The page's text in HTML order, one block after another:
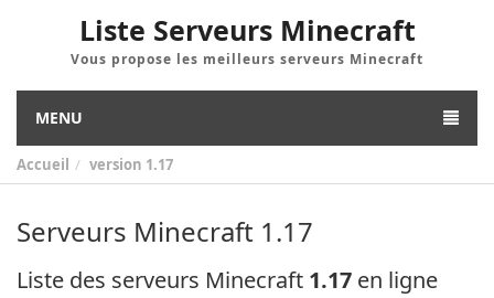
Liste Serveurs Minecraft
Vous propose les meilleurs serveurs Minecraft
MENU
Accueil version 1.17
Serveurs Minecraft 1.17
Liste des serveurs Minecraft 1.17 en ligne